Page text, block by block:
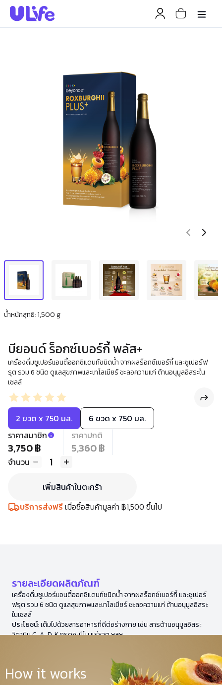
น้ำหนักสุทธิ: 1,500 g
บียอนด์ ร็อกซ์เบอร์กี้ พลัส+
เครื่องดื่มซูเปอร์แอนตี้ออกซิแดนท์ชนิดน้ำ จากผลร็อกซ์เบอร์กี้ และซูเปอร์ฟ
รุต รวม 6 ชนิด ดูแลสุขภาพและเทโลเมียร์ ชะลอความแก่ ต้านอนุมูลอิสระใน
เซลล์
2 ขวด x 750 มล.
6 ขวด x 750 มล.
ราคาสมาชิก
3,750 ฿
ราคาปกติ
5,360 ฿
จำนวน 1
เพิ่มสินค้าในตะกร้า
บริการส่งฟรีเมื่อซื้อสินค้ามูลค่า ฿1,500 ขึ้นไป
รายละเอียดผลิตภัณฑ์
เครื่องดื่มซูเปอร์แอนตี้ออกซิแดนท์ชนิดน้ำ จากผลร็อกซ์เบอร์กี้ และซูเปอร์
ฟรุต รวม 6 ชนิด ดูแลสุขภาพและเทโลเมียร์ ชะลอความแก่ ต้านอนุมูลอิสระ
ในเซลล์
ประโยชน์:เต็มไปด้วยสารอาหารที่ดีต่อร่างกาย เช่น สารต้านอนุมูลอิสระ
วิตามิน C, A, D, K กรดอะมีโน แร่ธาตุ ฯลฯ
How it works